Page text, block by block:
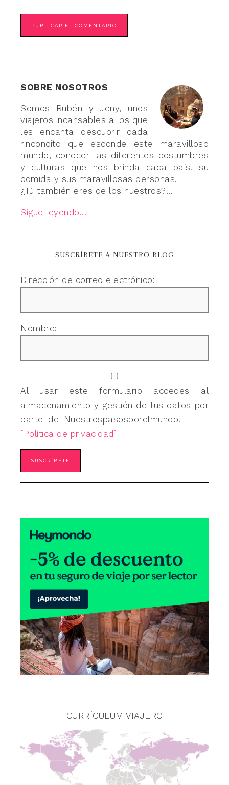
SOBRE NOSOTROS
Somos Rubén y Jeny, unos
viajeros incansables a los que
les encanta descubrir cada
rinconcito que esconde este maravilloso
mundo, conocer las diferentes costumbres
y culturas que nos brinda cada país, su
comida y sus maravillosas personas.
¿Tú también eres de los nuestros?...
Sigue leyendo...
SUSCRÍBETE A NUESTRO BLOG
Dirección de correo electrónico:
Nombre:
Al usar este formulario accedes al
almacenamiento y gestión de tus datos por
parte de Nuestrospasosporelmundo.
[Política de privacidad]
CURRÍCULUM VIAJERO